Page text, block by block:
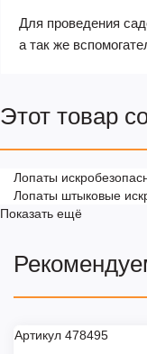
Для проведения
а так же
Этот товар
Лопаты
Лопаты штыковые
Показать ещё
Артикул 478495